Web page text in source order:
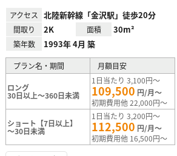
アクセス 北陸新幹線「金沢駅」徒歩20分
間取り 2K 面積 30m²
築年数 1993年 4月 築
プラン名・期間 月額目安
ロング
30日以上～360日未満
1日当たり 3,100円～
109,500 円/月～
初期費用他 22,000円～
ショート【7日以上】
～30日未満
1日当たり 3,200円～
112,500 円/月～
初期費用他 16,500円～